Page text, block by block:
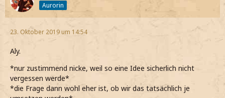
Aurorin
23. Oktober 2019 um 14:54
Aly.
*nur zustimmend nicke, weil so eine Idee sicherlich nicht
vergessen werde*
*die Frage dann wohl eher ist, ob wir das tatsächlich je